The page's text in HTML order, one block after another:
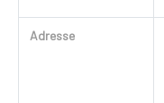
Adresse